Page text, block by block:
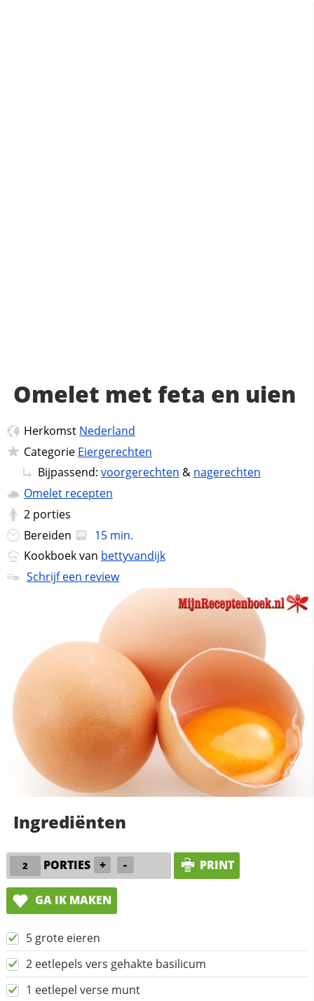
Omelet met feta en uien
Herkomst Nederland
Categorie Eiergerechten
Bijpassend: voorgerechten & nagerechten
Omelet recepten
2 porties
Bereiden
15 min.
Kookboek van bettyvandijk
Schrijf een review
Ingrediënten
PORTIES + - PRINT
GA IK MAKEN
5 grote eieren
2 eetlepels vers gehakte basilicum
1 eetlepel verse munt